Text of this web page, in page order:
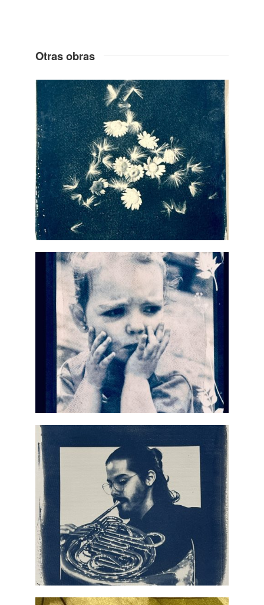
Otras obras